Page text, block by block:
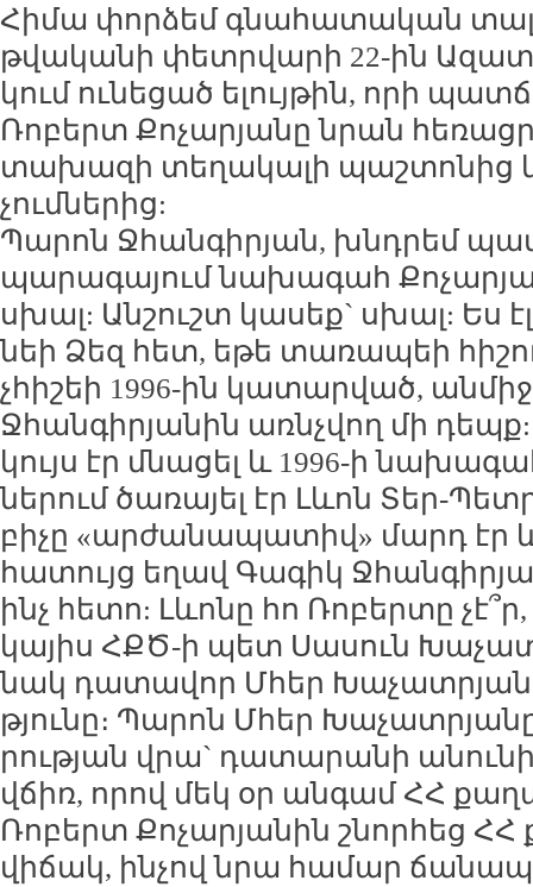
Հի­մա փոր­ձեմ գնա­հա­տա­կան տալ
թվա­կա­նի փետր­վա­րի 22-ին
կում ու­նե­ցած ե­լույ­թին, ո­րի
Ռո­բերտ Քո­չա­րյա­նը նրան
տա­խա­զի տե­ղա­կա­լի պաշ­տո­նից և
չում­նե­րից:
Պա­րոն Ջհան­գի­րյան, խնդ­րեմ
պա­րա­գա­յում նա­խա­գահ
սխալ: Ան­շուշտ կա­սեք` սխալ: Ես
նեի Ձեզ հետ, ե­թե տա­ռա­պեի
չհի­շեի 1996-ին կա­տար­ված,
Ջհան­գի­րյա­նին առ­նչ­վող մի
կույս էր մնա­ցել և 1996-ի
նե­րում ծա­ռա­յել էր Լևոն Տեր-
բի­չը «ար­ժա­նա­պա­տիվ» մարդ էր
հա­տույց ե­ղավ Գա­գիկ
ինչ հե­տո: Լևո­նը հո Ռո­բեր­տը
կա­յիս ՀՔԾ-ի պետ Սա­սուն
նակ դա­տա­վոր Մհեր
թյու­նը։ Պա­րոն Մհեր
րու­թյան վրա` դա­տա­րա­նի
վճիռ, ո­րով մեկ օր ան­գամ ՀՀ
Ռո­բերտ Քո­չա­րյա­նին շնոր­հեց
վի­ճակ, ին­չով նրա հա­մար